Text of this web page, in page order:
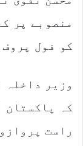
منصوبے پر
کو فول
وزیر داخلہ
کہ پاکستان
راست